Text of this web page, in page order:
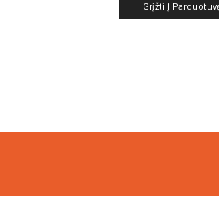
Grįžti Į